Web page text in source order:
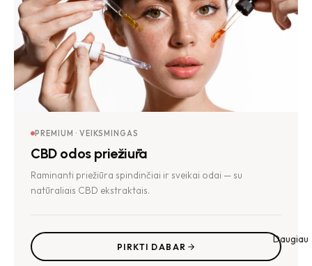
Daugiau
PREMIUM · VEIKSMINGAS
CBD odos priežiūra
Raminanti priežiūra spindinčiai ir sveikai odai — su
natūraliais CBD ekstraktais.
PIRKTI DABAR